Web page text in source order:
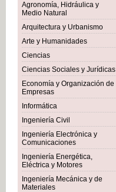
Agronomía, Hidráulica y
Medio Natural
Arquitectura y Urbanismo
Arte y Humanidades
Ciencias
Ciencias Sociales y Jurídicas
Economía y Organización de
Empresas
Informática
Ingeniería Civil
Ingeniería Electrónica y
Comunicaciones
Ingeniería Energética,
Eléctrica y Motores
Ingeniería Mecánica y de
Materiales